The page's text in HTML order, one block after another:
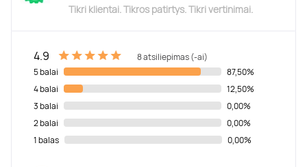
Tikri klientai. Tikros patirtys. Tikri vertinimai.
4.9
8 atsiliepimas (-ai)
5 balai
87,50%
4 balai
12,50%
3 balai
0,00%
2 balai
0,00%
1 balas
0,00%